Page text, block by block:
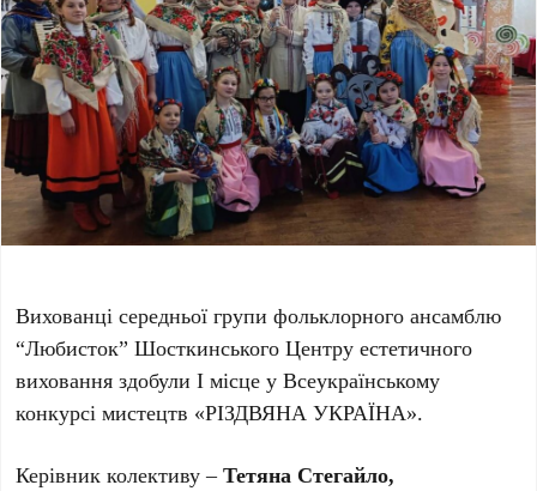
Вихованці середньої групи фольклорного ансамблю
“Любисток” Шосткинського Центру естетичного
виховання здобули І місце у Всеукраїнському
конкурсі мистецтв «РІЗДВЯНА УКРАЇНА».
Керівник колективу –Тетяна Стегайло,